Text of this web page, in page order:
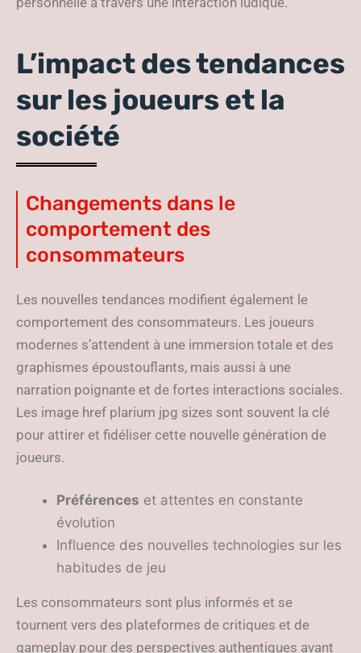
L’impact des tendances
sur les joueurs et la
société
Changements dans le
comportement des
consommateurs
Les nouvelles tendances modifient également le
comportement des consommateurs. Les joueurs
modernes s’attendent à une immersion totale et des
graphismes époustouflants, mais aussi à une
narration poignante et de fortes interactions sociales.
Les image href plarium jpg sizes sont souvent la clé
pour attirer et fidéliser cette nouvelle génération de
joueurs.
Préférences et attentes en constante
évolution
Influence des nouvelles technologies sur les
habitudes de jeu
Les consommateurs sont plus informés et se
tournent vers des plateformes de critiques et de
gameplay pour des perspectives authentiques avant